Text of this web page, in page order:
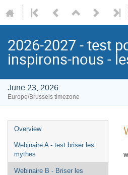
2026-2027 - test
inspirons-nous -
June 23, 2026
Europe/Brussels timezone
Event
menu
Overview
Webinaire A - test briser les
mythes
Webinaire B - Briser les